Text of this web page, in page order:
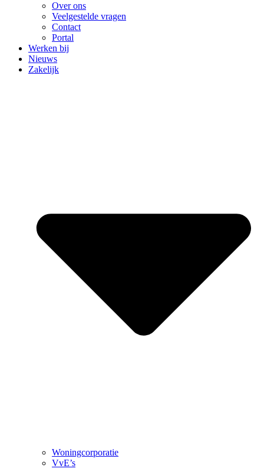
Over ons
Veelgestelde vragen
Contact
Portal
Werken bij
Nieuws
Zakelijk
Woningcorporatie
VvE’s